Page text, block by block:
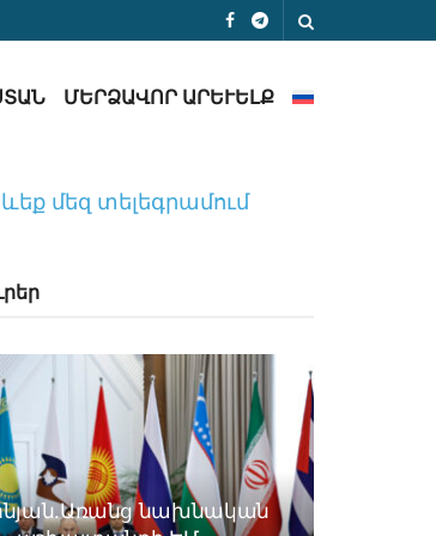
ՄԵՐՁԱՎՈՐ ԱՐԵՒԵԼՔ
մեզ տելեգրամում
նախնական